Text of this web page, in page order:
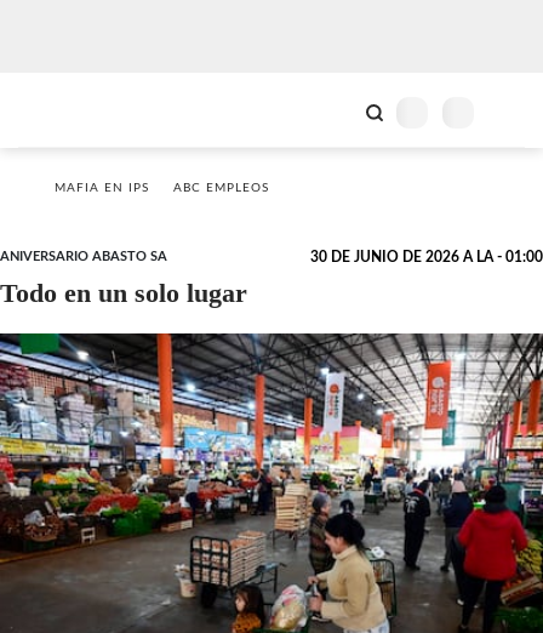
MAFIA EN IPS ABC EMPLEOS
ANIVERSARIO ABASTO SA 30 DE JUNIO DE 2026 A LA - 01:00
Todo en un solo lugar